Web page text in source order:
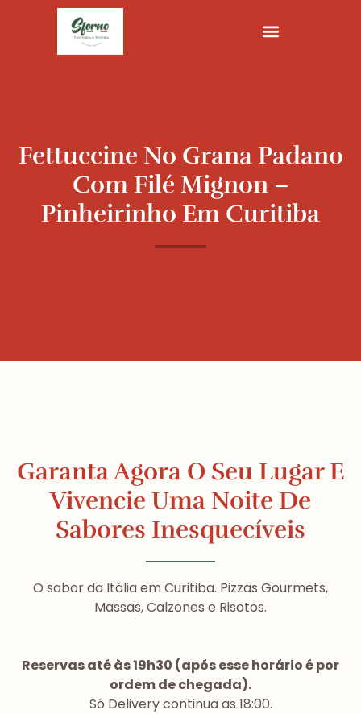
Fettuccine No Grana Padano
Com Filé Mignon –
Pinheirinho Em Curitiba
Garanta Agora O Seu Lugar E
Vivencie Uma Noite De
Sabores Inesquecíveis
O sabor da Itália em Curitiba. Pizzas Gourmets,
Massas, Calzones e Risotos.
Reservas até às 19h30 (após esse horário é por
ordem de chegada).
Só Delivery continua as 18:00.